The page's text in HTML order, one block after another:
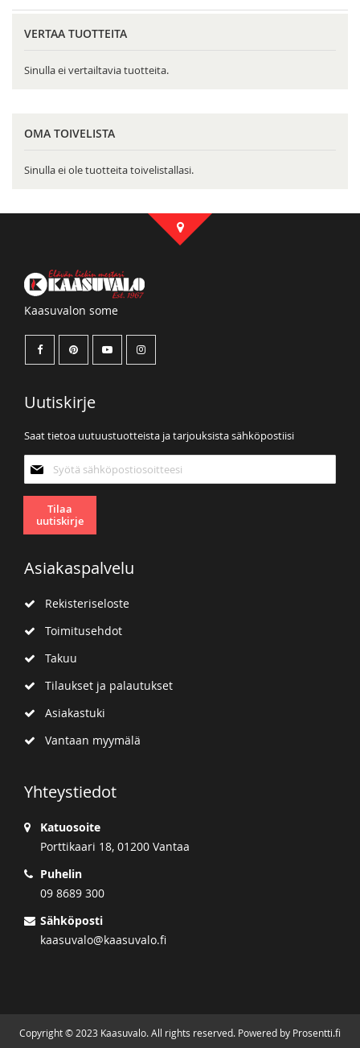
VERTAA TUOTTEITA
Sinulla ei vertailtavia tuotteita.
OMA TOIVELISTA
Sinulla ei ole tuotteita toivelistallasi.
Kaasuvalon some
Uutiskirje
Saat tietoa uutuustuotteista ja tarjouksista sähköpostiisi
uutiskirjeemme:
Tilaa
uutiskirje
Asiakaspalvelu
Rekisteriseloste
Toimitusehdot
Takuu
Tilaukset ja palautukset
Asiakastuki
Vantaan myymälä
Yhteystiedot
Katuosoite
Porttikaari 18, 01200 Vantaa
Puhelin
09 8689 300
Sähköposti
kaasuvalo@kaasuvalo.fi
Copyright © 2023 Kaasuvalo. All rights reserved. Powered by Prosentti.fi